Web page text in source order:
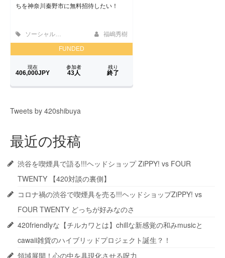
Tweets by 420shibuya
最近の投稿
渋谷を喫煙具で語る!!!ヘッドショップ ZiPPY! vs FOUR
TWENTY 【420対談の裏側】
コロナ禍の渋谷で喫煙具を売る!!!ヘッドショップZiPPY! vs
FOUR TWENTY どっちが好みなのさ
420friendlyな【チルカワとは】chillな新感覚の和みmusicと
cawaii雑貨のハイブリッドプロジェクト誕生？！
領域展開！心の中を具現化させる呪力